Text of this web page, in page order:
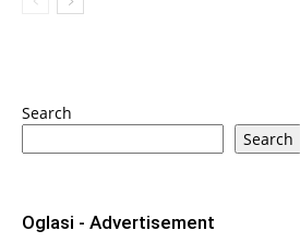
Search
Search
Oglasi - Advertisement